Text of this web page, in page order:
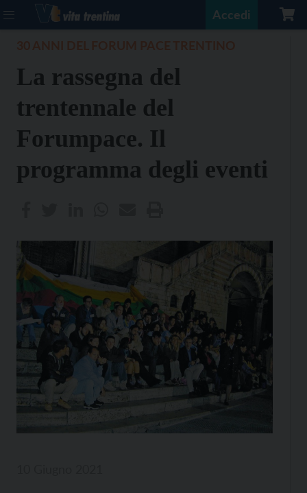
Accedi
La rassegna del
trentennale del
Forumpace. Il
programma degli eventi